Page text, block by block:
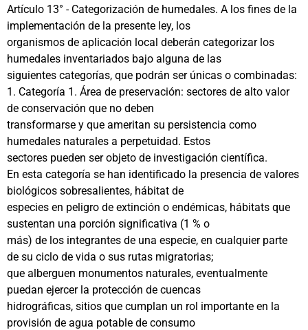
Artículo 13° - Categorización de humedales. A los fines de la
implementación de la presente ley, los
organismos de aplicación local deberán categorizar los
humedales inventariados bajo alguna de las
siguientes categorías, que podrán ser únicas o combinadas:
1. Categoría 1. Área de preservación: sectores de alto valor
de conservación que no deben
transformarse y que ameritan su persistencia como
humedales naturales a perpetuidad. Estos
sectores pueden ser objeto de investigación científica.
En esta categoría se han identificado la presencia de valores
biológicos sobresalientes, hábitat de
especies en peligro de extinción o endémicas, hábitats que
sustentan una porción significativa (1 % o
más) de los integrantes de una especie, en cualquier parte
de su ciclo de vida o sus rutas migratorias;
que alberguen monumentos naturales, eventualmente
puedan ejercer la protección de cuencas
hidrográficas, sitios que cumplan un rol importante en la
provisión de agua potable de consumo